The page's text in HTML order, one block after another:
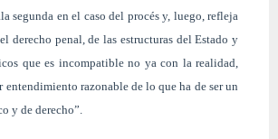
segunda en el caso del procés y, luego, refleja
derecho penal, de las estructuras del Estado y
que es incompatible no ya con la realidad,
razonable de lo que ha de ser un
y de derecho”.